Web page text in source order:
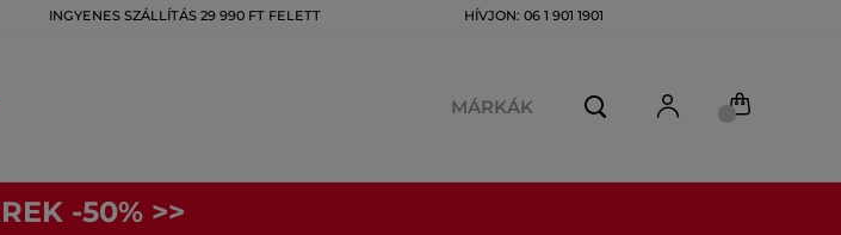
INGYENES SZÁLLÍTÁS 29 990 FT FELETT HÍVJON: 06 1 901 1901
MÁRKÁK
-50% >>